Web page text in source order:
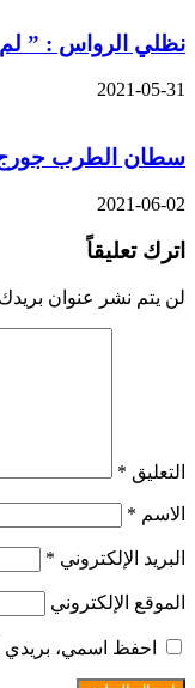
نظلي الرواس : ” لم
2021-05-31
سطان الطرب جورج
2021-06-02
اترك تعليقاً
لن يتم نشر عنوان بريدك
التعليق *
الاسم *
البريد الإلكتروني *
الموقع الإلكتروني
احفظ اسمي، بريدي